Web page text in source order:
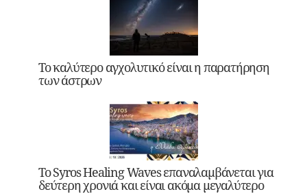
Το καλύτερο αγχολυτικό είναι η παρατήρηση
των άστρων
Το Syros Healing Waves επαναλαμβάνεται για
δεύτερη χρονιά και είναι ακόμα μεγαλύτερο